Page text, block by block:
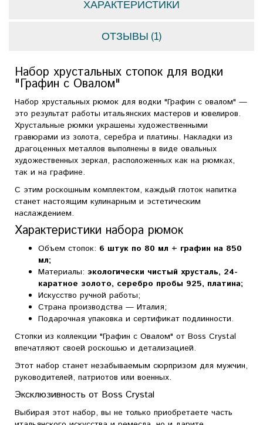
ХАРАКТЕРИСТИКИ
ОТЗЫВЫ (1)
Набор хрустальных стопок для водки
"Графин с Овалом"
Набор хрустальных рюмок для водки "Графин с овалом" —
это результат работы итальянских мастеров и ювелиров.
Хрустальные рюмки украшены художественными
гравюрами из золота, серебра и платины. Накладки из
драгоценных металлов выполнены в виде овальных
художественных зеркал, расположенных как на рюмках,
так и на графине.
С этим роскошным комплектом, каждый глоток напитка
станет настоящим кулинарным и эстетическим
наслаждением.
Характеристики набора рюмок
Объем стопок: 6 штук по 80 мл + графин на 850
мл;
Материалы: экологически чистый хрусталь, 24-
каратное золото, серебро пробы 925, платина;
Искусство ручной работы;
Страна производства — Италия;
Подарочная упаковка и сертификат подлинности.
Стопки из коллекции "Графин с Овалом" от Boss Crystal
впечатляют своей роскошью и детализацией.
Этот набор станет незабываемым сюрпризом для мужчин,
руководителей, патриотов или военных.
Эксклюзивность от Boss Crystal
Выбирая этот набор, вы не только приобретаете часть